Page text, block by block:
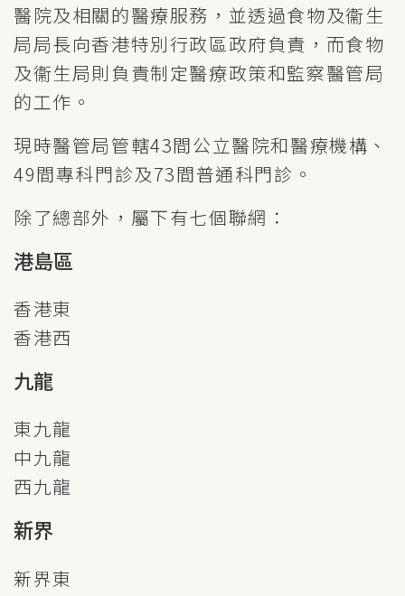
醫院及相關的醫療服務，並透過食物及衞生
局局長向香港特別行政區政府負責，而食物
及衞生局則負責制定醫療政策和監察醫管局
的工作。
現時醫管局管轄43間公立醫院和醫療機構、
49間專科門診及73間普通科門診。
除了總部外，屬下有七個聯網：
港島區
香港東
香港西
九龍
東九龍
中九龍
西九龍
新界
新界東